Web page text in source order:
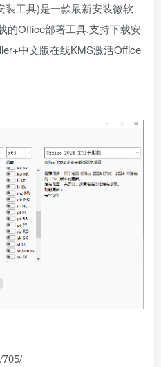
装工具)是一款最新安装微软
的Office部署工具.支持下载安
中文版在线KMS激活Office